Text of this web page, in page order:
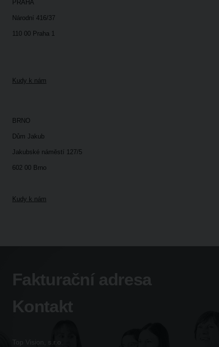
PRAHA
Národní 416/37
110 00 Praha 1
Kudy k nám
BRNO
Dům Jakub
Jakubské náměstí 127/5
602 00 Brno
Kudy k nám
Fakturační adresa
Kontakt
Top Vision, s.r.o.